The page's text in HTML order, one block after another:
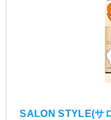
SALON STYLE(サ